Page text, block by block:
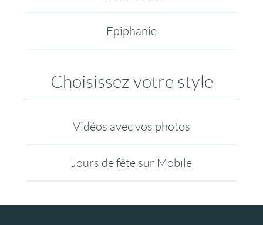
Epiphanie
Choisissez votre style
Vidéos avec vos photos
Jours de fête sur Mobile